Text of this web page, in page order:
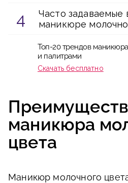
Часто задаваемые
маникюре
Топ-20 трендов
и палитрами
Скачать бесплатно
маникюра
цвета
Маникюр молочного